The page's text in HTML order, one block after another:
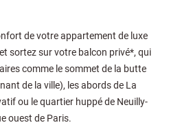
de votre appartement de luxe
sortez sur votre balcon privé*, qui
comme le sommet de la butte
de la ville), les abords de La
ou le quartier huppé de Neuilly-
ouest de Paris.